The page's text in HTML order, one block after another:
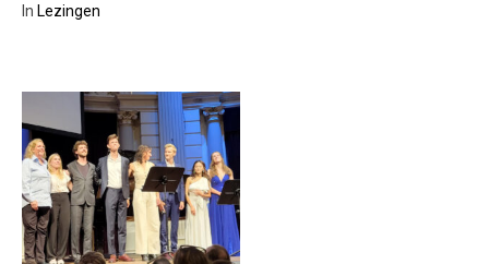
In Lezingen